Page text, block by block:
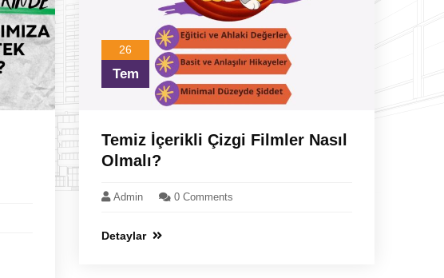
26
Tem
Temiz İçerikli Çizgi Filmler Nasıl
Olmalı?
Admin 0 Comments
Detaylar